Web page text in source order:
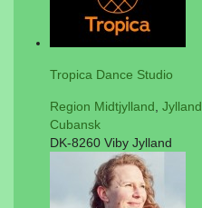
Tropica Dance Studio
Region Midtjylland Jylland
Cubansk
DK-8260 Viby Jylland